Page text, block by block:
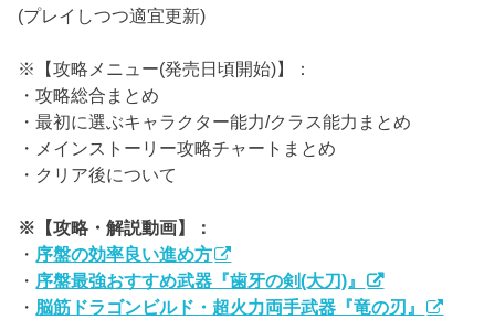
(プレイしつつ適宜更新)
※【攻略メニュー(発売日頃開始)】：
・攻略総合まとめ
・最初に選ぶキャラクター能力/クラス能力まとめ
・メインストーリー攻略チャートまとめ
・クリア後について
※【攻略・解説動画】：
・ 序盤の効率良い進め方
・ 序盤最強おすすめ武器『歯牙の剣(大刀)』
・ 脳筋ドラゴンビルド・超火力両手武器『竜の刃』